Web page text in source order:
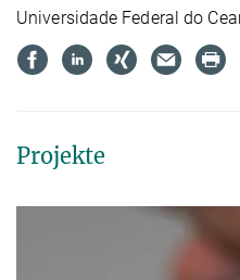
Universidade Federal do
Projekte